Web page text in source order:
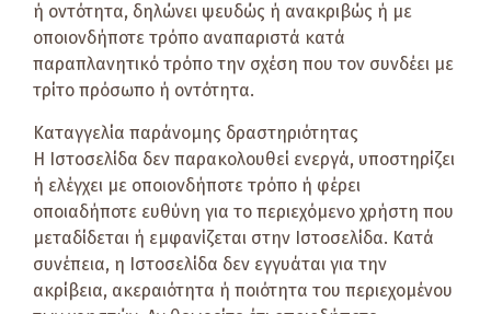
ή οντότητα, δηλώνει ψευδώς ή ανακριβώς ή με
οποιονδήποτε τρόπο αναπαριστά κατά
παραπλανητικό τρόπο την σχέση που τον συνδέει με
τρίτο πρόσωπο ή οντότητα.
Καταγγελία παράνομης δραστηριότητας
Η Ιστοσελίδα δεν παρακολουθεί ενεργά, υποστηρίζει
ή ελέγχει με οποιονδήποτε τρόπο ή φέρει
οποιαδήποτε ευθύνη για το περιεχόμενο χρήστη που
μεταδίδεται ή εμφανίζεται στην Ιστοσελίδα. Κατά
συνέπεια, η Ιστοσελίδα δεν εγγυάται για την
ακρίβεια, ακεραιότητα ή ποιότητα του περιεχομένου